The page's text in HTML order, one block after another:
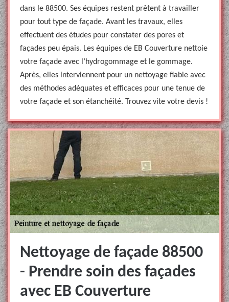
dans le 88500. Ses équipes restent prêtent à travailler
pour tout type de façade. Avant les travaux, elles
effectuent des études pour constater des pores et
façades peu épais. Les équipes de EB Couverture nettoie
votre façade avec l’hydrogommage et le gommage.
Après, elles interviennent pour un nettoyage fiable avec
des méthodes adéquates et efficaces pour une tenue de
votre façade et son étanchéité. Trouvez vite votre devis !
Nettoyage de façade 88500
- Prendre soin des façades
avec EB Couverture